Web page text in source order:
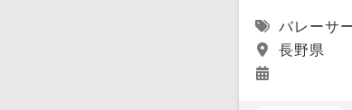
バレーサ
長野県